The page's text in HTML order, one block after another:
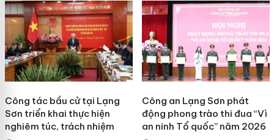
Công tác bầu cử tại Lạng
Sơn triển khai thực hiện
nghiêm túc, trách nhiệm
Công an Lạng Sơn phát
động phong trào thi đua “Vì
an ninh Tổ quốc” năm 2026